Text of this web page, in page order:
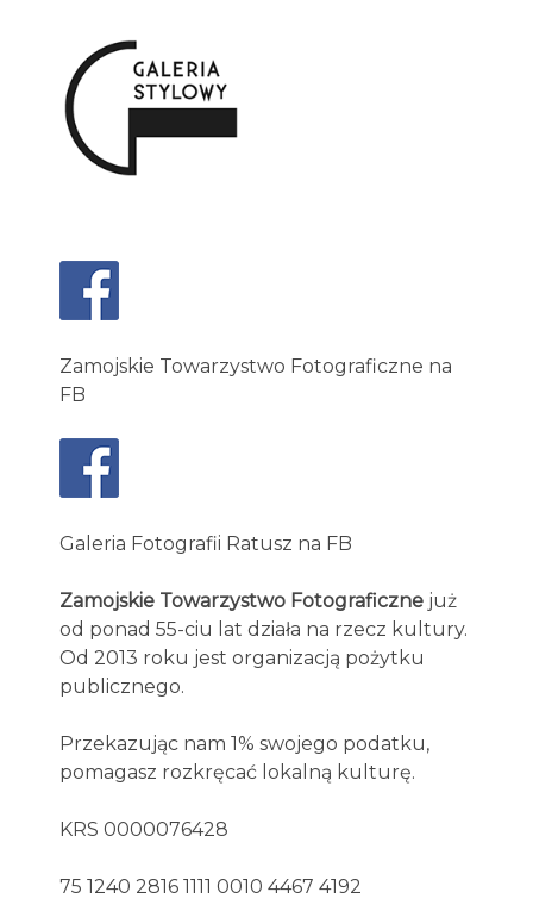
Zamojskie Towarzystwo Fotograficzne na
FB
Galeria Fotografii Ratusz na FB
Zamojskie Towarzystwo Fotograficzne już
od ponad 55-ciu lat działa na rzecz kultury.
Od 2013 roku jest organizacją pożytku
publicznego.
Przekazując nam 1% swojego podatku,
pomagasz rozkręcać lokalną kulturę.
KRS 0000076428
75 1240 2816 1111 0010 4467 4192